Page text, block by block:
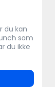
du kan
som
du ikke